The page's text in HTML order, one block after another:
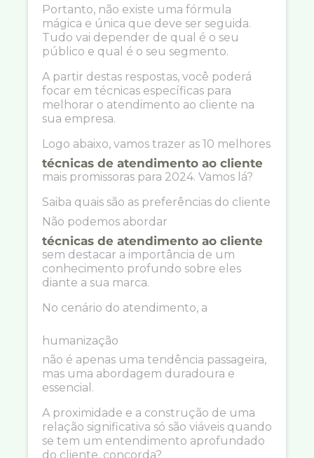
Portanto, não existe uma fórmula
mágica e única que deve ser seguida.
Tudo vai depender de qual é o seu
público e qual é o seu segmento.
A partir destas respostas, você poderá
focar em técnicas específicas para
melhorar o atendimento ao cliente na
sua empresa.
Logo abaixo, vamos trazer as 10 melhores
técnicas de atendimento ao cliente
mais promissoras para 2024. Vamos lá?
Saiba quais são as preferências do cliente
Não podemos abordar
técnicas de atendimento ao cliente
sem destacar a importância de um
conhecimento profundo sobre eles
diante a sua marca.
No cenário do atendimento, a
humanização
não é apenas uma tendência passageira,
mas uma abordagem duradoura e
essencial.
A proximidade e a construção de uma
relação significativa só são viáveis quando
se tem um entendimento aprofundado
do cliente, concorda?